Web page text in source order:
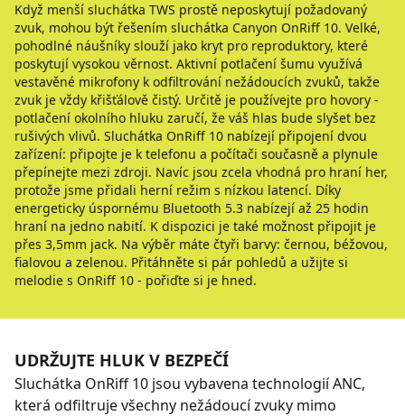
Když menší sluchátka TWS prostě neposkytují požadovaný
zvuk, mohou být řešením sluchátka Canyon OnRiff 10. Velké,
pohodlné náušníky slouží jako kryt pro reproduktory, které
poskytují vysokou věrnost. Aktivní potlačení šumu využívá
vestavěné mikrofony k odfiltrování nežádoucích zvuků, takže
zvuk je vždy křišťálově čistý. Určitě je používejte pro hovory -
potlačení okolního hluku zaručí, že váš hlas bude slyšet bez
rušivých vlivů. Sluchátka OnRiff 10 nabízejí připojení dvou
zařízení: připojte je k telefonu a počítači současně a plynule
přepínejte mezi zdroji. Navíc jsou zcela vhodná pro hraní her,
protože jsme přidali herní režim s nízkou latencí. Díky
energeticky úspornému Bluetooth 5.3 nabízejí až 25 hodin
hraní na jedno nabití. K dispozici je také možnost připojit je
přes 3,5mm jack. Na výběr máte čtyři barvy: černou, béžovou,
fialovou a zelenou. Přitáhněte si pár pohledů a užijte si
melodie s OnRiff 10 - pořiďte si je hned.
UDRŽUJTE HLUK V BEZPEČÍ
Sluchátka OnRiff 10 jsou vybavena technologií ANC,
která odfiltruje všechny nežádoucí zvuky mimo